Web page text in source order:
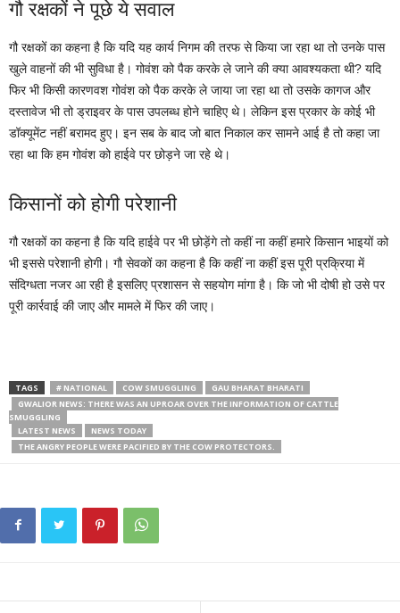
गौ रक्षकों ने पूछे ये सवाल
गौ रक्षकों का कहना है कि यदि यह कार्य निगम की तरफ से किया जा रहा था तो उनके पास
खुले वाहनों की भी सुविधा है। गोवंश को पैक करके ले जाने की क्या आवश्यकता थी? यदि
फिर भी किसी कारणवश गोवंश को पैक करके ले जाया जा रहा था तो उसके कागज और
दस्तावेज भी तो ड्राइवर के पास उपलब्ध होने चाहिए थे। लेकिन इस प्रकार के कोई भी
डॉक्यूमेंट नहीं बरामद हुए। इन सब के बाद जो बात निकाल कर सामने आई है तो कहा जा
रहा था कि हम गोवंश को हाईवे पर छोड़ने जा रहे थे।
किसानों को होगी परेशानी
गौ रक्षकों का कहना है कि यदि हाईवे पर भी छोड़ेंगे तो कहीं ना कहीं हमारे किसान भाइयों को
भी इससे परेशानी होगी। गौ सेवकों का कहना है कि कहीं ना कहीं इस पूरी प्रक्रिया में
संदिग्धता नजर आ रही है इसलिए प्रशासन से सहयोग मांगा है। कि जो भी दोषी हो उसे पर
पूरी कार्रवाई की जाए और मामले में फिर की जाए।
TAGS # NATIONAL COW SMUGGLING
GAU BHARAT BHARATI
GWALIOR NEWS: THERE WAS AN UPROAR OVER THE INFORMATION OF CATTLE
SMUGGLING
LATEST NEWS
NEWS TODAY
THE ANGRY PEOPLE WERE PACIFIED BY THE COW PROTECTORS.